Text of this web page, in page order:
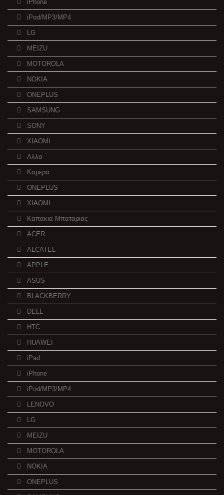
iPhone
iPod/MP3/MP4
LG
MEIZU
MOTOROLA
NOKIA
ONEPLUS
SAMSUNG
SONY
XIAOMI
Αλλα
Καμερα
ONEPLUS
XIAOMI
Καπακια Μπαταριας
ACER
ALCATEL
APPLE
ASUS
BLACKBERRY
DELL
HTC
HUAWEI
iPad
iPhone
iPod/MP3/MP4
LENOVO
LG
MEIZU
MOTOROLA
NOKIA
ONEPLUS